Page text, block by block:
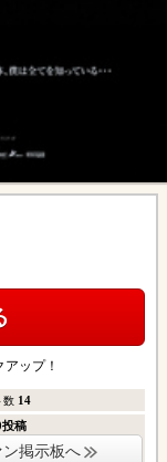
アップ！
数 14
投稿
ン掲示板へ